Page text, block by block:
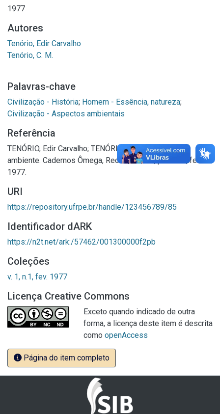
1977
Autores
Tenório, Edir Carvalho
Tenório, C. M.
Palavras-chave
Civilização - História; Homem - Essência, natureza;
Civilização - Aspectos ambientais
Referência
TENÓRIO, Edir Carvalho; TENÓRIO, C. M. o homem e o
ambiente. Cadernos Ômega, Recife, v.1, n.1, p. 54-59, fev.
1977.
URI
https://repository.ufrpe.br/handle/123456789/85
Identificador dARK
https://n2t.net/ark:/57462/001300000f2pb
Coleções
v. 1, n.1, fev. 1977
Licença Creative Commons
Exceto quando indicado de outra
forma, a licença deste item é descrita
como openAccess
Página do item completo